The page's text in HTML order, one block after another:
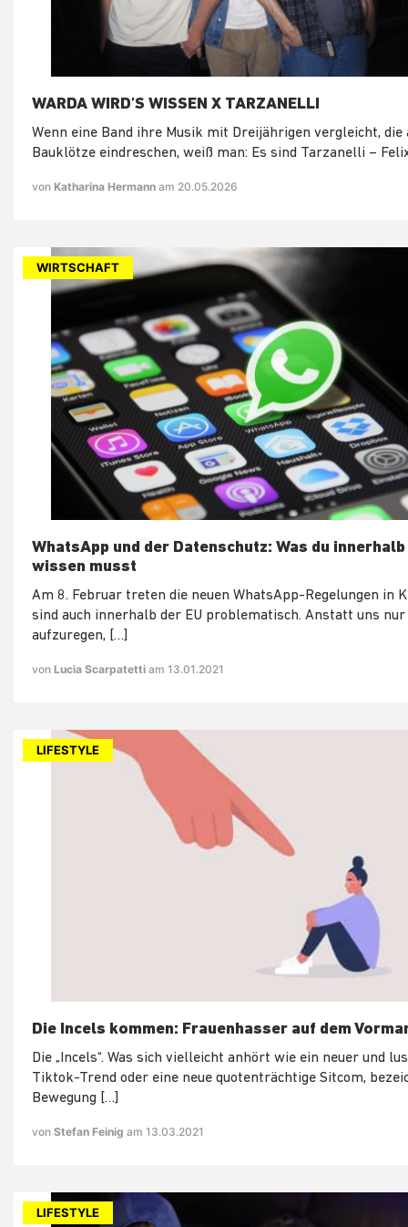
WARDA WIRD’S WISSEN X TARZANELLI
Wenn eine Band ihre Musik mit Dreijährigen vergleicht, die
Bauklötze eindreschen, weiß man: Es sind Tarzanelli –
von Katharina Hermann am 20.05.2026
WIRTSCHAFT
WhatsApp und der Datenschutz: Was du innerhalb
wissen musst
Am 8. Februar treten die neuen WhatsApp-Regelungen in
sind auch innerhalb der EU problematisch. Anstatt uns nur
aufzuregen, […]
von Lucia Scarpatetti am 13.01.2021
LIFESTYLE
Die Incels kommen: Frauenhasser auf dem
Die „Incels“. Was sich vielleicht anhört wie ein neuer und
Tiktok-Trend oder eine neue quotenträchtige Sitcom,
Bewegung […]
von Stefan Feinig am 13.03.2021
LIFESTYLE